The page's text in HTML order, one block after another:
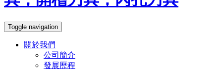
Toggle navigation
關於我們
公司簡介
發展歷程